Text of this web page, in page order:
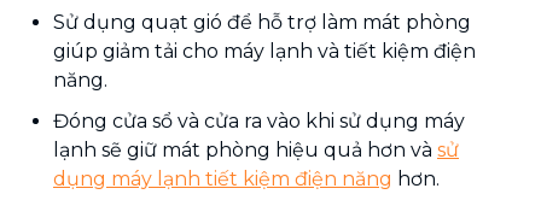
Sử dụng quạt gió để hỗ trợ làm mát phòng
giúp giảm tải cho máy lạnh và tiết kiệm điện
năng.
Đóng cửa sổ và cửa ra vào khi sử dụng máy
lạnh sẽ giữ mát phòng hiệu quả hơn và sử
dụng máy lạnh tiết kiệm điện năng hơn.